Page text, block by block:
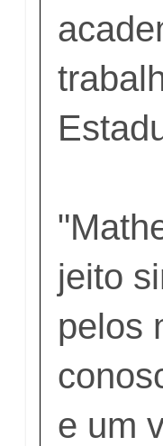
jeito
pelos
e um